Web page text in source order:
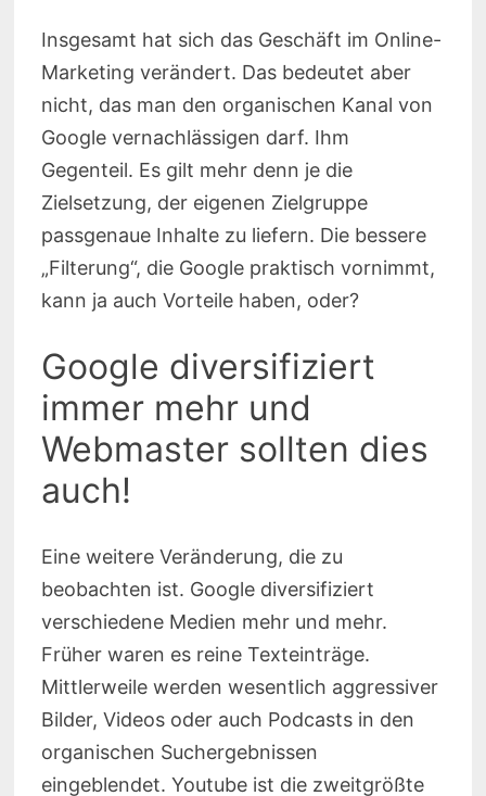
Insgesamt hat sich das Geschäft im Online-
Marketing verändert. Das bedeutet aber
nicht, das man den organischen Kanal von
Google vernachlässigen darf. Ihm
Gegenteil. Es gilt mehr denn je die
Zielsetzung, der eigenen Zielgruppe
passgenaue Inhalte zu liefern. Die bessere
„Filterung“, die Google praktisch vornimmt,
kann ja auch Vorteile haben, oder?
Google diversifiziert
immer mehr und
Webmaster sollten dies
auch!
Eine weitere Veränderung, die zu
beobachten ist. Google diversifiziert
verschiedene Medien mehr und mehr.
Früher waren es reine Texteinträge.
Mittlerweile werden wesentlich aggressiver
Bilder, Videos oder auch Podcasts in den
organischen Suchergebnissen
eingeblendet. Youtube ist die zweitgrößte